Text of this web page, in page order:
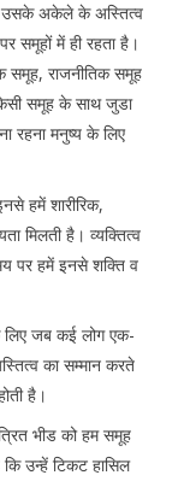
उसके अकेले के अस्तित्व
समूहों में ही रहता है।
समूह, राजनीतिक समूह
समूह के साथ जुडा
रहना मनुष्य के लिए
हमें शारीरिक,
मिलती है। व्यक्तित्व
पर हमें इनसे शक्ति व
लिए जब कई लोग एक-
का सम्मान करते
है।
भीड को हम समूह
उन्हें टिकट हासिल